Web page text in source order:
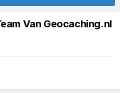
Van Geocaching.nl